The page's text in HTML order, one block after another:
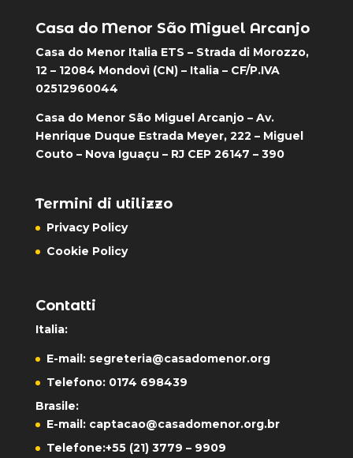
Casa do Menor São Miguel Arcanjo
Casa do Menor Italia ETS – Strada di Morozzo,
12 – 12084 Mondovì (CN) – Italia – CF/P.IVA
02512960044
Casa do Menor São Miguel Arcanjo – Av.
Henrique Duque Estrada Meyer, 222 – Miguel
Couto – Nova Iguaçu – RJ CEP 26147 – 390
Termini di utilizzo
Privacy Policy
Cookie Policy
Contatti
Italia:
E-mail: segreteria@casadomenor.org
Telefono: 0174 698439
Brasile:
E-mail: captacao@casadomenor.org.br
Telefone:+55 (21) 3779 – 9909